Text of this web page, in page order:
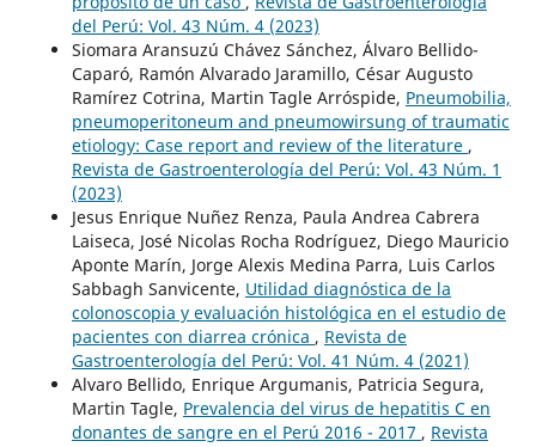
del Perú: Vol. 43 Núm. 4 (2023)
Siomara Aransuzú Chávez Sánchez, Álvaro Bellido-
Caparó, Ramón Alvarado Jaramillo, César Augusto
Ramírez Cotrina, Martin Tagle Arróspide, Pneumobilia,
pneumoperitoneum and pneumowirsung of traumatic
etiology: Case report and review of the literature ,
Revista de Gastroenterología del Perú: Vol. 43 Núm. 1
(2023)
Jesus Enrique Nuñez Renza, Paula Andrea Cabrera
Laiseca, José Nicolas Rocha Rodríguez, Diego Mauricio
Aponte Marín, Jorge Alexis Medina Parra, Luis Carlos
Sabbagh Sanvicente, Utilidad diagnóstica de la
colonoscopia y evaluación histológica en el estudio de
pacientes con diarrea crónica , Revista de
Gastroenterología del Perú: Vol. 41 Núm. 4 (2021)
Alvaro Bellido, Enrique Argumanis, Patricia Segura,
Martin Tagle, Prevalencia del virus de hepatitis C en
donantes de sangre en el Perú 2016 - 2017 , Revista